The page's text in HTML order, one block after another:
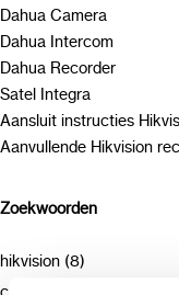
Dahua Camera
Dahua Intercom
Dahua Recorder
Satel Integra
Aansluit instructies
Aanvullende Hikvision
Zoekwoorden
hikvision (8)